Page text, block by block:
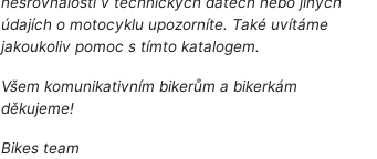
údajích o motocyklu upozorníte. Také uvítáme
jakoukoliv pomoc s tímto katalogem.
Všem komunikativním bikerům a bikerkám
děkujeme!
Bikes team